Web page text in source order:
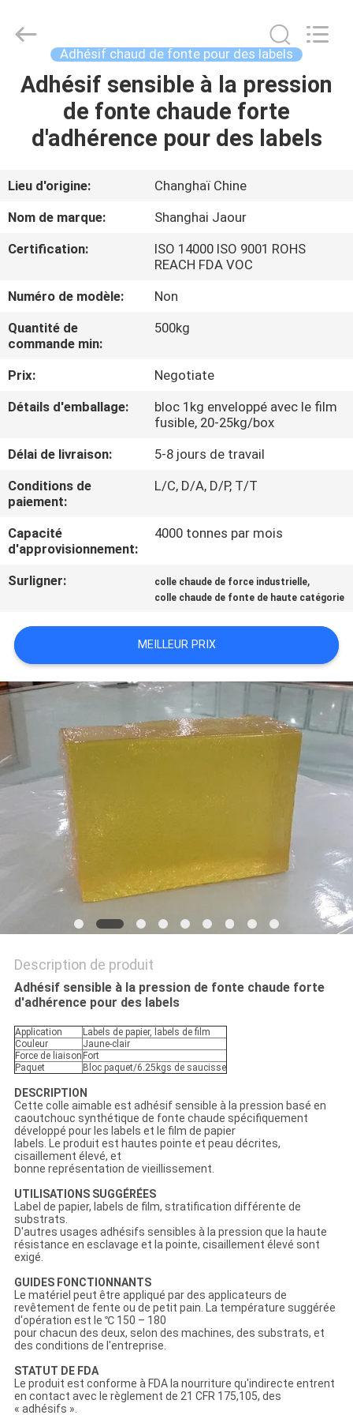
MAISON
PRODUITS
À
PROPOS
DE
VISITE
DE
L'USINE
CONTRÔLE
QUALITÉ
CONTACTEZ-
NOUS
NOUVELLES
CAS
DEMANDEZ
UN DEVIS
PLAN
DU
POLITIQUE
CONFIDENTIALITÉ
Jaour
Adhesive
Rights
Reserved.
Adhésif chaud de fonte pour des labels
Adhésif sensible à la pression
de fonte chaude forte
d'adhérence pour des labels
Lieu d'origine:
Changhaï Chine
Nom de marque:
Shanghai Jaour
Certification:
ISO 14000 ISO 9001 ROHS
REACH FDA VOC
Numéro de modèle:
Non
Quantité de
commande min:
500kg
Prix:
Negotiate
Détails d'emballage:
bloc 1kg enveloppé avec le film
fusible, 20-25kg/box
Délai de livraison:
5-8 jours de travail
Conditions de
paiement:
L/C, D/A, D/P, T/T
Capacité
d'approvisionnement:
4000 tonnes par mois
Surligner: colle chaude de force industrielle,
colle chaude de fonte de haute catégorie
MEILLEUR PRIX
Description de produit
Adhésif sensible à la pression de fonte chaude forte
d'adhérence pour des labels
Application
Labels de papier, labels de film
Couleur
Jaune-clair
Force de liaison Fort
Paquet
Bloc paquet/6.25kgs de saucisse
DESCRIPTION
Cette colle aimable est adhésif sensible à la pression basé en
caoutchouc synthétique de fonte chaude spécifiquement
développé pour les labels et le film de papier
labels. Le produit est hautes pointe et peau décrites,
cisaillement élevé, et
bonne représentation de vieillissement.
UTILISATIONS SUGGÉRÉES
Label de papier, labels de film, stratification différente de
substrats.
D'autres usages adhésifs sensibles à la pression que la haute
résistance en esclavage et la pointe, cisaillement élevé sont
exigé.
GUIDES FONCTIONNANTS
Le matériel peut être appliqué par des applicateurs de
revêtement de fente ou de petit pain. La température suggérée
d'opération est le ℃ 150 – 180
pour chacun des deux, selon des machines, des substrats, et
des conditions de l'entreprise.
STATUT DE FDA
Le produit est conforme à FDA la nourriture qu'indirecte entrent
en contact avec le règlement de 21 CFR 175,105, des
« adhésifs ».